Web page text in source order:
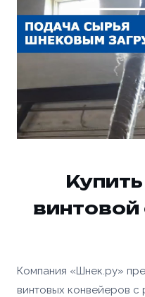
винтовой
Компания «Шнек.ру»
винтовых конвейеров с